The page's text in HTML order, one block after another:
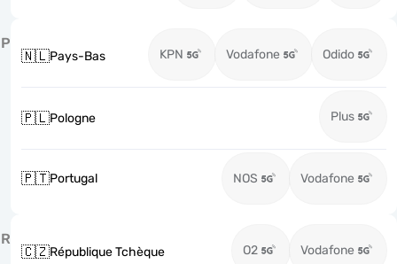
P
🇳🇱Pays-Bas KPN Vodafone Odido
🇵🇱Pologne Plus
🇵🇹Portugal NOS Vodafone
R
🇨🇿République Tchèque O2 Vodafone